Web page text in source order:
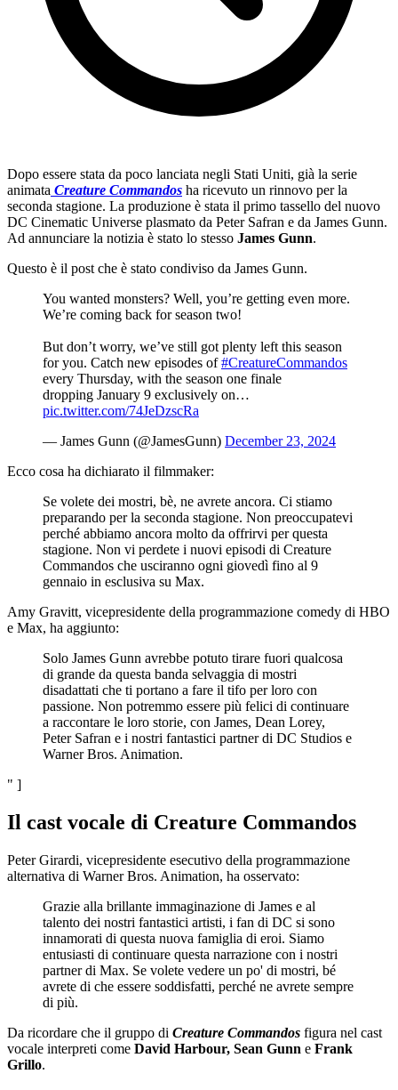
Dopo essere stata da poco lanciata negli Stati Uniti, già la serie
animata Creature Commandos ha ricevuto un rinnovo per la
seconda stagione. La produzione è stata il primo tassello del nuovo
DC Cinematic Universe plasmato da Peter Safran e da James Gunn.
Ad annunciare la notizia è stato lo stesso James Gunn.
Questo è il post che è stato condiviso da James Gunn.
You wanted monsters? Well, you’re getting even more.
We’re coming back for season two!
But don’t worry, we’ve still got plenty left this season
for you. Catch new episodes of#CreatureCommandos
every Thursday, with the season one finale
dropping January 9 exclusively on…
pic.twitter.com/74JeDzscRa
— James Gunn (@JamesGunn) December 23, 2024
Ecco cosa ha dichiarato il filmmaker:
Se volete dei mostri, bè, ne avrete ancora. Ci stiamo
preparando per la seconda stagione. Non preoccupatevi
perché abbiamo ancora molto da offrirvi per questa
stagione. Non vi perdete i nuovi episodi di Creature
Commandos che usciranno ogni giovedì fino al 9
gennaio in esclusiva su Max.
Amy Gravitt, vicepresidente della programmazione comedy di HBO
e Max, ha aggiunto:
Solo James Gunn avrebbe potuto tirare fuori qualcosa
di grande da questa banda selvaggia di mostri
disadattati che ti portano a fare il tifo per loro con
passione. Non potremmo essere più felici di continuare
a raccontare le loro storie, con James, Dean Lorey,
Peter Safran e i nostri fantastici partner di DC Studios e
Warner Bros. Animation.
" ]
Il cast vocale di Creature Commandos
Peter Girardi, vicepresidente esecutivo della programmazione
alternativa di Warner Bros. Animation, ha osservato:
Grazie alla brillante immaginazione di James e al
talento dei nostri fantastici artisti, i fan di DC si sono
innamorati di questa nuova famiglia di eroi. Siamo
entusiasti di continuare questa narrazione con i nostri
partner di Max. Se volete vedere un po' di mostri, bé
avrete di che essere soddisfatti, perché ne avrete sempre
di più.
Da ricordare che il gruppo di Creature Commandos figura nel cast
vocale interpreti come David Harbour, Sean Gunn e Frank
Grillo.